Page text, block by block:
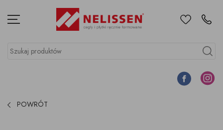
Menu UlubioneKontakt
Szukaj produktów
Szukaj
Facebook
POWRÓT